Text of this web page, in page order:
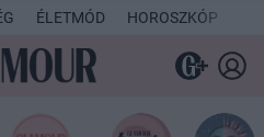
ÉLETMÓD HOROSZKÓP